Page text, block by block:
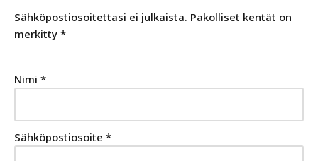
Sähköpostiosoitettasi ei julkaista. Pakolliset kentät on
merkitty *
Nimi *
Sähköpostiosoite *